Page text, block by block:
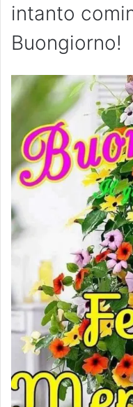
intanto
Buongiorno!